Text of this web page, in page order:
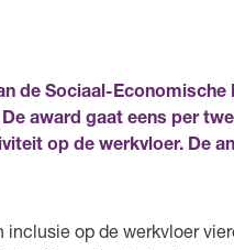
de Sociaal-Economische
award gaat eens per
op de werkvloer. De
inclusie op de werkvloer